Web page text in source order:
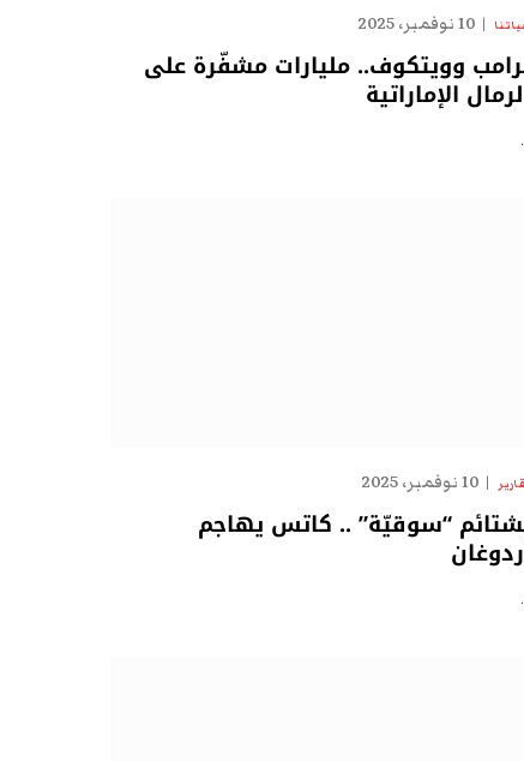
10 نوفمبر، 2025
وويتكوف.. مليارات مشفّرة على
الإماراتية
10 نوفمبر، 2025
“سوقيّة” .. كاتس يهاجم